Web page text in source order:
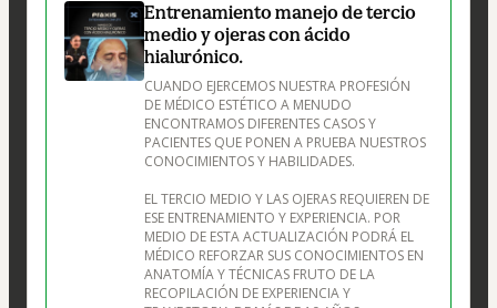
Entrenamiento manejo de tercio
medio y ojeras con ácido
hialurónico.
CUANDO EJERCEMOS NUESTRA PROFESIÓN
DE MÉDICO ESTÉTICO A MENUDO
ENCONTRAMOS DIFERENTES CASOS Y
PACIENTES QUE PONEN A PRUEBA NUESTROS
CONOCIMIENTOS Y HABILIDADES.
EL TERCIO MEDIO Y LAS OJERAS REQUIEREN DE
ESE ENTRENAMIENTO Y EXPERIENCIA. POR
MEDIO DE ESTA ACTUALIZACIÓN PODRÁ EL
MÉDICO REFORZAR SUS CONOCIMIENTOS EN
ANATOMÍA Y TÉCNICAS FRUTO DE LA
RECOPILACIÓN DE EXPERIENCIA Y